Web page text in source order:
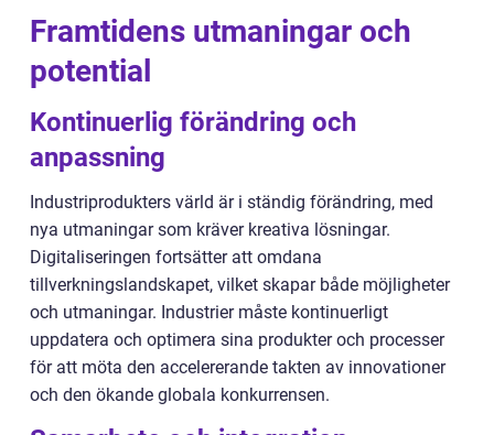
Framtidens utmaningar och
potential
Kontinuerlig förändring och
anpassning
Industriprodukters värld är i ständig förändring, med
nya utmaningar som kräver kreativa lösningar.
Digitaliseringen fortsätter att omdana
tillverkningslandskapet, vilket skapar både möjligheter
och utmaningar. Industrier måste kontinuerligt
uppdatera och optimera sina produkter och processer
för att möta den accelererande takten av innovationer
och den ökande globala konkurrensen.